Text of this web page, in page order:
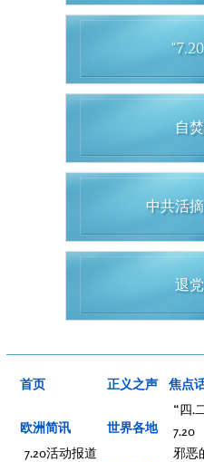
自
中共活
退
首页
欧洲简讯
7.20活动报道
正义之声
世界各地
焦点
“四.
7.20
邪恶